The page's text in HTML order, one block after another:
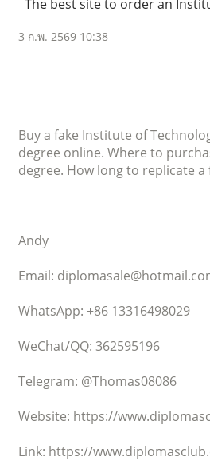
The best site to order an
3 ก.พ. 2569 10:38
Buy a fake Institute of
degree online. Where to
degree. How long to replicate
Andy
Email:
WhatsApp: +86 13316498029
WeChat/QQ: 362595196
Telegram: @Thomas08086
Website: https://
Link: https://